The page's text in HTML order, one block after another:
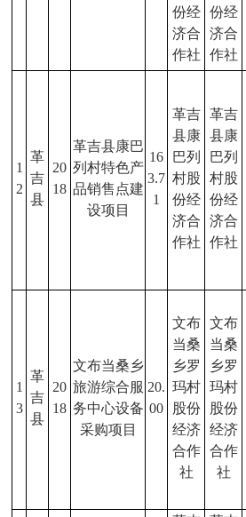
份经
济合
作社
份经
济合
作社
1
2
革
吉
县
20
18
革吉县康巴
列村特色产
品销售点建
设项目
16
3.7
1
革吉
县康
巴列
村股
份经
济合
作社
革吉
县康
巴列
村股
份经
济合
作社
1
3
革
吉
县
20
18
文布当桑乡
旅游综合服
务中心设备
采购项目
20.
00
文布
当桑
乡罗
玛村
股份
经济
合作
社
文布
当桑
乡罗
玛村
股份
经济
合作
社